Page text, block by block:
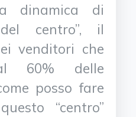
dinamica di
del centro”, il
venditori che
60% delle
posso fare
“centro”